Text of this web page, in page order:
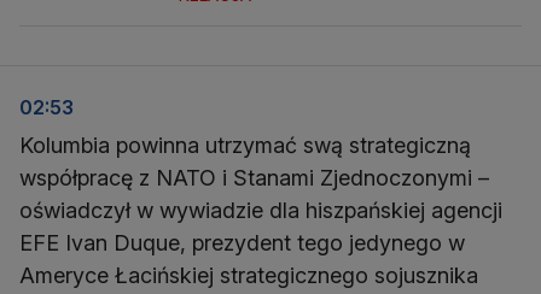
02:53
Kolumbia powinna utrzymać swą strategiczną
współpracę z NATO i Stanami Zjednoczonymi –
oświadczył w wywiadzie dla hiszpańskiej agencji
EFE Ivan Duque, prezydent tego jedynego w
Ameryce Łacińskiej strategicznego sojusznika